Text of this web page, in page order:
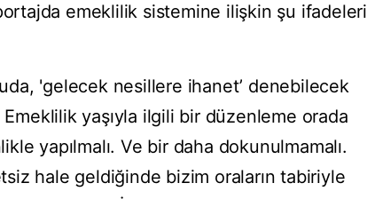
emeklilik sistemine ilişkin şu ifadeleri
'gelecek nesillere ihanet’ denebilecek
yaşıyla ilgili bir düzenleme orada
yapılmalı. Ve bir daha dokunulmamalı.
hale geldiğinde bizim oraların tabiriyle